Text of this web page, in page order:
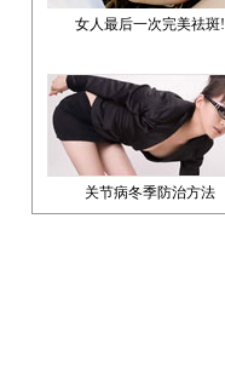
女人最后一次完美祛斑!
关节病冬季防治方法